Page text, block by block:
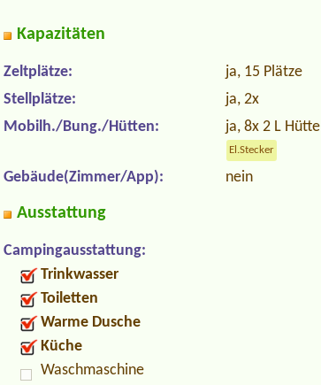
Kapazitäten
Zeltplätze:
ja, 15 Plätze
Stellplätze:
ja, 2x
Mobilh./Bung./Hütten:
ja, 8x 2 L Hütte
El.Stecker
Gebäude(Zimmer/App): nein
Ausstattung
Campingausstattung:
Trinkwasser
Toiletten
Warme Dusche
Küche
Waschmaschine